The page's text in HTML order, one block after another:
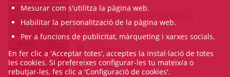
01
OCT/26
02
OCT/26
Missió Jurídica (Legal Link) a
Florència
Florència
Según programa
Mesurar com s'utilitza la pàgina web.
Habilitar la personalització de la pàgina web.
Per a funcions de publicitat, màrqueting i xarxes socials.
En fer clic a 'Acceptar totes', acceptes la instal·lació de totes
les cookies. Si prefereixes configurar-les tu mateix/a o
rebutjar-les, fes clic a 'Configuració de cookies'.